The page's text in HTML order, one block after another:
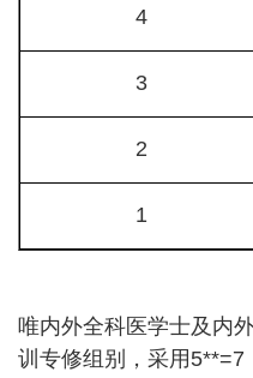
4
3
2
1
唯内外全科医学士及内
训专修组别，采用5**=7